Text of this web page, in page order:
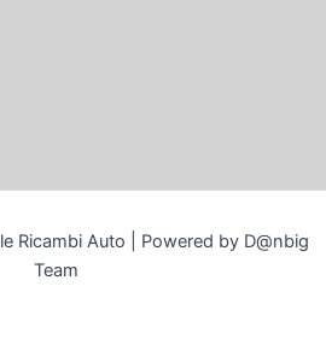
Ricambi Auto | Powered by D@nbig
Team